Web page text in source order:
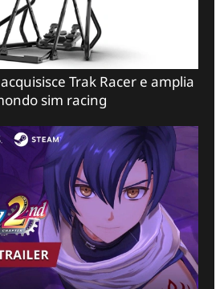
Trak Racer e amplia
sim racing